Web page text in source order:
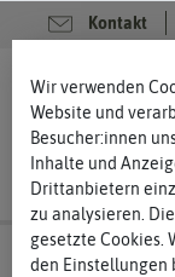
Kontakt
Wir verwenden
Website und
Besucher:innen
Inhalte und
Drittanbietern
zu analysieren.
gesetzte Cookies.
den Einstellungen